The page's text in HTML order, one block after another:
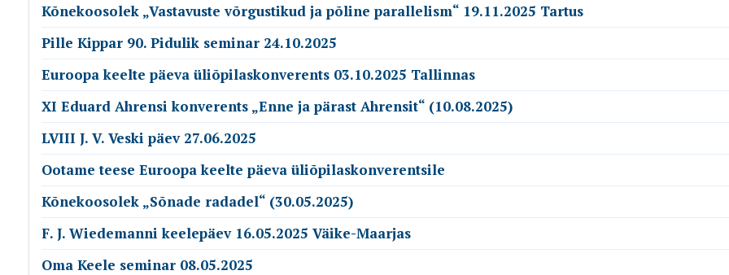
Kõnekoosolek „Vastavuste võrgustikud ja põline parallelism“ 19.11.2025 Tartus
Pille Kippar 90. Pidulik seminar 24.10.2025
Euroopa keelte päeva üliõpilaskonverents 03.10.2025 Tallinnas
XI Eduard Ahrensi konverents „Enne ja pärast Ahrensit“ (10.08.2025)
LVIII J. V. Veski päev 27.06.2025
Ootame teese Euroopa keelte päeva üliõpilaskonverentsile
Kõnekoosolek „Sõnade radadel“ (30.05.2025)
F. J. Wiedemanni keelepäev 16.05.2025 Väike-Maarjas
Oma Keele seminar 08.05.2025